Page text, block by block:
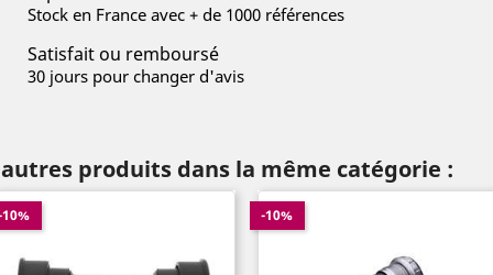
Stock en France avec + de 1000 références
Satisfait ou remboursé
30 jours pour changer d'avis
produits dans la même catégorie :
-10%